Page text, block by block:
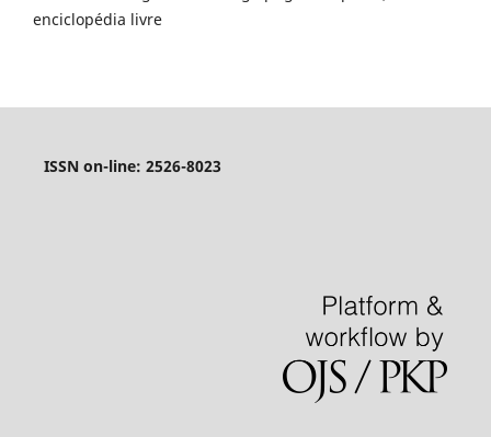
ISSN on-line: 2526-8023